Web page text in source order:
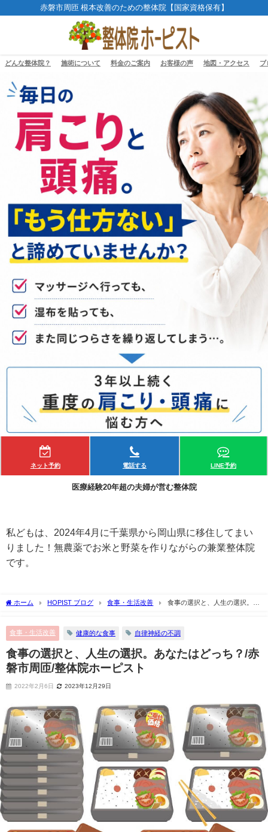
赤磐市周匝 根本改善のための整体院【国家資格保有】
どんな整体院？ 施術について 料金のご案内 お客様の声 地図・アクセス ブ
ネット予約 電話する LINE予約
医療経験20年超の夫婦が営む整体院
私どもは、2024年4月に千葉県から岡山県に移住してまい
りました！無農薬でお米と野菜を作りながらの兼業整体院
です。
ホーム HOPIST ブログ 食事・生活改善
食事の選択と、人生の選択。あ
食事・生活改善 健康的な食事 自律神経の不調
食事の選択と、人生の選択。あなたはどっち？/赤
磐市周匝/整体院ホーピスト
2022年2月6日 2023年12月29日